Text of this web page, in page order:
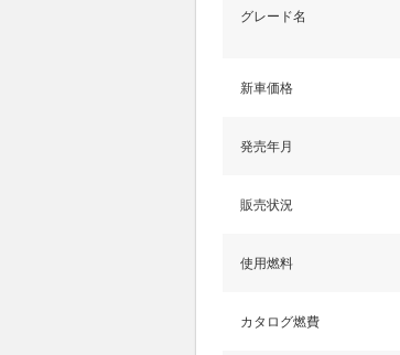
グレード名
新車価格
発売年月
販売状況
使用燃料
カタログ燃費